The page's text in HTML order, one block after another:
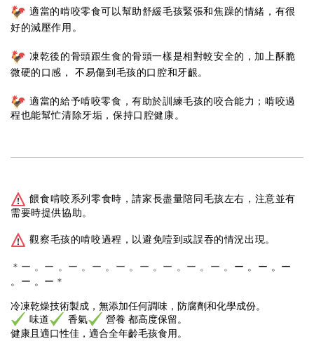
適當的啃咬零食可以幫助舒緩毛孩緊張和焦躁的情緒，有很
好的減壓作用。
凍乾後的骨頭跟生食的骨頭一樣是相對較安全的，加上酥脆
微硬的口感，
不易傷到毛孩的口腔和牙齦。
適當的給予啃咬零食，有助於訓練毛孩的咬合能力；啃咬過
程也能幫忙清除牙垢，保持口腔健康。
餵食啃咬系列零食時，請家長盡量陪同毛孩左右，注意並有
需要時提供協助。
觀察毛孩的啃咬過程，以避免噎到或誤吞的情況出現。
＊ー 。ー 。ー 。ー 。ー 。ー 。ー 。ー 。ー 。 ー 。ー 。ー
。ー 。 ー ＊
冷凍乾燥技術製成， 無添加任何調味，防腐劑和化學成份。
味道
香氣
營養 都高度保留。
健康且適口性佳，適合全年齡毛孩食用。